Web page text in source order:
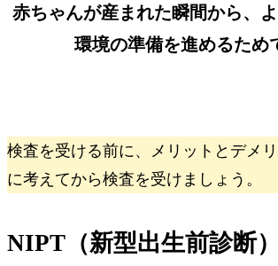
赤ちゃんが産まれた瞬間から、
環境の準備を進めるため
検査を受ける前に、メリットとデメ
に考えてから検査を受けましょう。
NIPT（新型出生前診断